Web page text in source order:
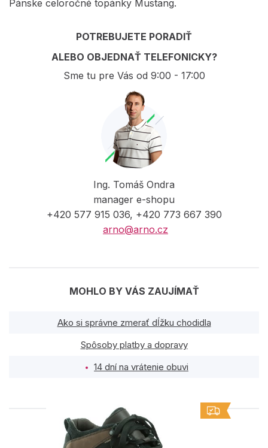
Pánske celoročné topánky Mustang.
POTREBUJETE PORADIŤ
ALEBO OBJEDNAŤ TELEFONICKY?
Sme tu pre Vás od 9:00 - 17:00
Ing. Tomáš Ondra
manager e-shopu
+420 577 915 036, +420 773 667 390
arno@arno.cz
MOHLO BY VÁS ZAUJÍMAŤ
Ako si správne zmerať dĺžku chodidla
Spôsoby platby a dopravy
14 dní na vrátenie obuvi
PODOBNÉ PRODUKTY